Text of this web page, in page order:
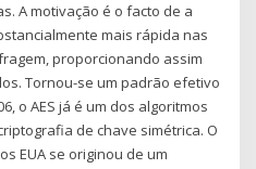
A motivação é o facto de a
mais rápida nas
proporcionando assim
Tornou-se um padrão efetivo
o AES já é um dos algoritmos
de chave simétrica. O
EUA se originou de um